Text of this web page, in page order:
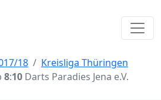
18
Kreisliga Thüringen
8:10 Darts Paradies Jena e.V.